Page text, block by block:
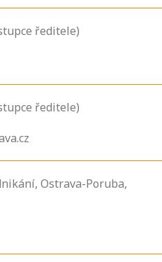
ředitele)
ředitele)
Ostrava-Poruba,